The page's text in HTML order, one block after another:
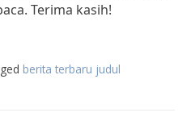
Terima kasih!
berita terbaru judul